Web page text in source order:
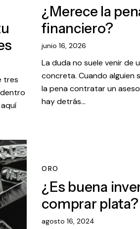
tres
¿Merece la
financiero?
junio 16, 2026
La duda no suele venir de
concreta. Cuando alguien
la pena contratar un
hay detrás…
ORO
¿Es buena
comprar plata?
agosto 16, 2024